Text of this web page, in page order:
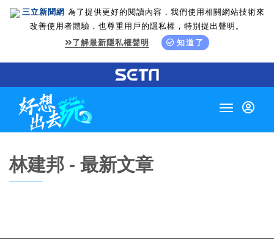
三立新聞網 為了提供更好的閱讀內容，我們使用相關網站技術來
改善使用者體驗，也尊重用戶的隱私權，特別提出聲明。
了解最新隱私權聲明
知道了
Toggle
林建邦 - 最新文章